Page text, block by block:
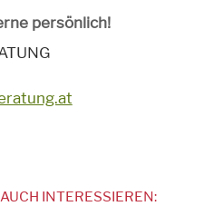
persönlich!
INTERESSIEREN: